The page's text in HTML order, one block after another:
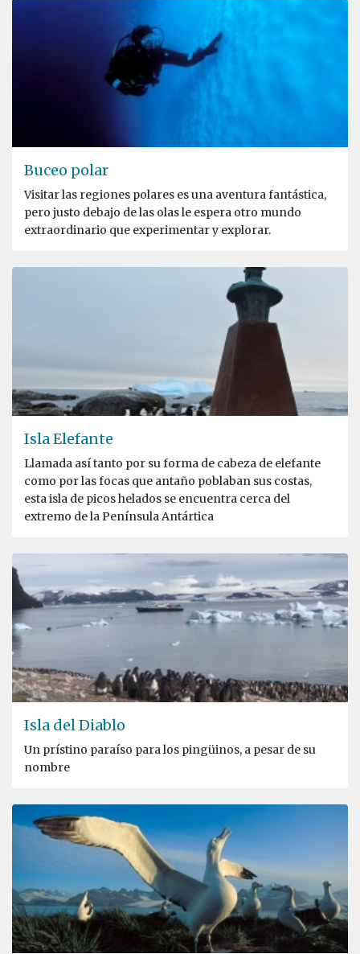
Buceo polar
Visitar las regiones polares es una aventura fantástica,
pero justo debajo de las olas le espera otro mundo
extraordinario que experimentar y explorar.
Isla Elefante
Llamada así tanto por su forma de cabeza de elefante
como por las focas que antaño poblaban sus costas,
esta isla de picos helados se encuentra cerca del
extremo de la Península Antártica
Isla del Diablo
Un prístino paraíso para los pingüinos, a pesar de su
nombre